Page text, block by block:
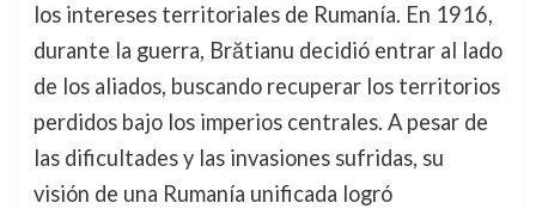
los intereses territoriales de Rumanía. En 1916,
durante la guerra, Brătianu decidió entrar al lado
de los aliados, buscando recuperar los territorios
perdidos bajo los imperios centrales. A pesar de
las dificultades y las invasiones sufridas, su
visión de una Rumanía unificada logró